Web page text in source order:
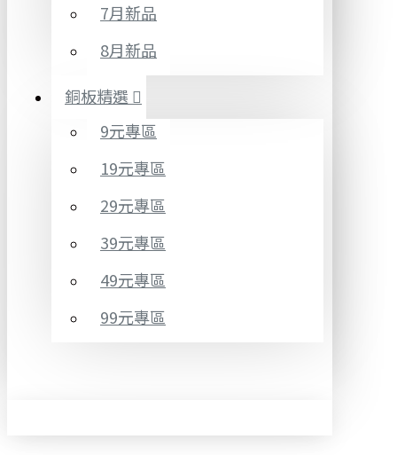
7月新品
8月新品
銅板精選
9元專區
19元專區
29元專區
39元專區
49元專區
99元專區